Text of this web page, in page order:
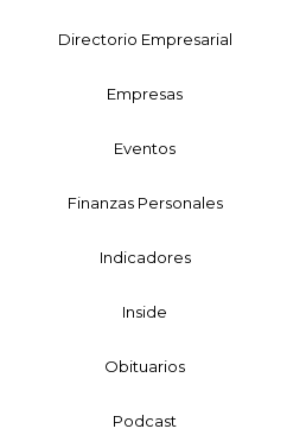
Directorio Empresarial
Empresas
Eventos
Finanzas Personales
Indicadores
Inside
Obituarios
Podcast